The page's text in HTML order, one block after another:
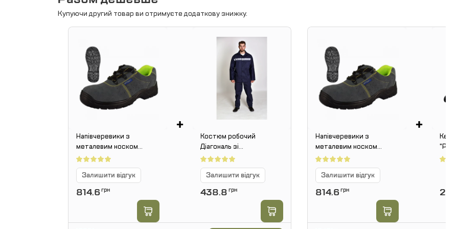
Купуючи другий товар ви отримуєте додаткову знижку.
Напівчеревики з
металевим носком
BPzSB B
Залишити відгук
814.6 грн
+
Костюм робочий
Діагональ зі
світловідбиваючими
смугами
Залишити відгук
438.8 грн
Напівчеревики з
металевим носком
BPzSB B
Залишити відгук
814.6 грн
+
Black